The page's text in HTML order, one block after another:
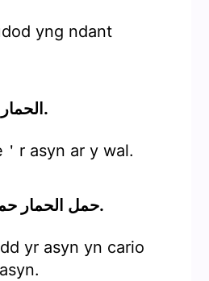
yng ndant
10. الحمار على الحائط.
r asyn ar y wal.
11. حمل الحمار حماري وحمارك.
yr asyn yn cario